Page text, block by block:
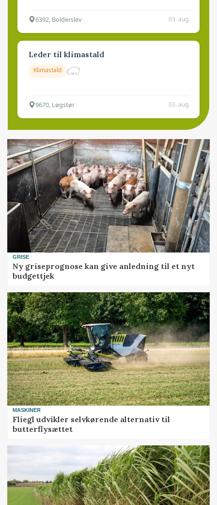
6392, Bolderslev 03. aug.
Leder til klimastald
Klimastald
9670, Løgstør 03. aug.
GRISE
Ny griseprognose kan give anledning til et nyt
budgettjek
MASKINER
Fliegl udvikler selvkørende alternativ til
butterflysættet